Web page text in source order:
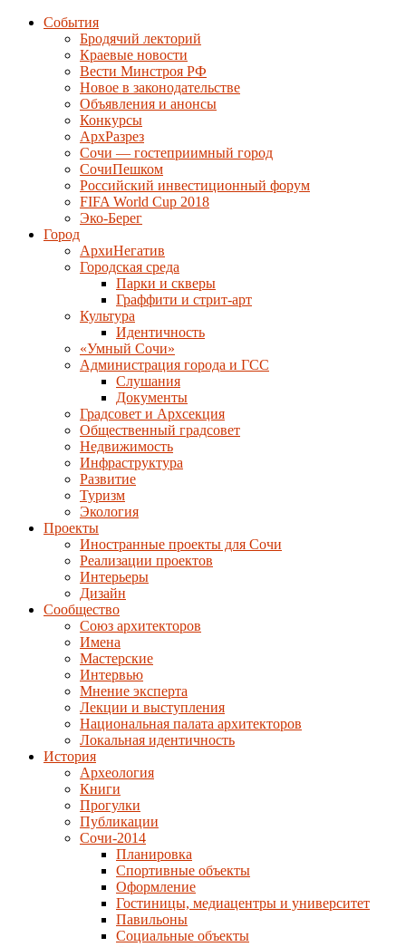
События
Бродячий лекторий
Краевые новости
Вести Минстроя РФ
Новое в законодательстве
Объявления и анонсы
Конкурсы
АрхРазрез
Сочи — гостеприимный город
СочиПешком
Российский инвестиционный форум
FIFA World Cup 2018
Эко-Берег
Город
АрхиНегатив
Городская среда
Парки и скверы
Граффити и стрит-арт
Культура
Идентичность
«Умный Сочи»
Администрация города и ГСС
Слушания
Документы
Градсовет и Архсекция
Общественный градсовет
Недвижимость
Инфраструктура
Развитие
Туризм
Экология
Проекты
Иностранные проекты для Сочи
Реализации проектов
Интерьеры
Дизайн
Сообщество
Союз архитекторов
Имена
Мастерские
Интервью
Мнение эксперта
Лекции и выступления
Национальная палата архитекторов
Локальная идентичность
История
Археология
Книги
Прогулки
Публикации
Сочи-2014
Планировка
Спортивные объекты
Оформление
Гостиницы, медиацентры и университет
Павильоны
Социальные объекты